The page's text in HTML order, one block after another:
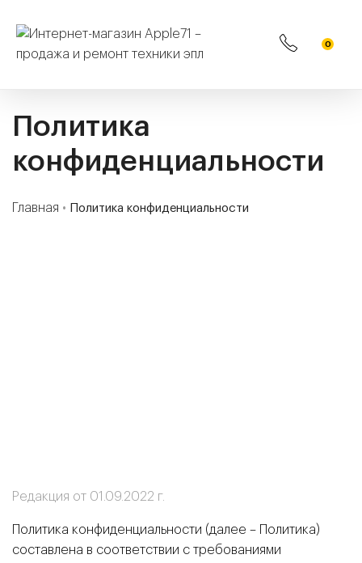
0
Политика
конфиденциальности
Главная • Политика конфиденциальности
Редакция от 01.09.2022 г.
Политика конфиденциальности (далее – Политика)
составлена в соответствии с требованиями